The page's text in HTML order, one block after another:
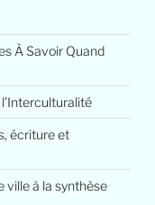
À Savoir Quand
écriture et
ville à la synthèse